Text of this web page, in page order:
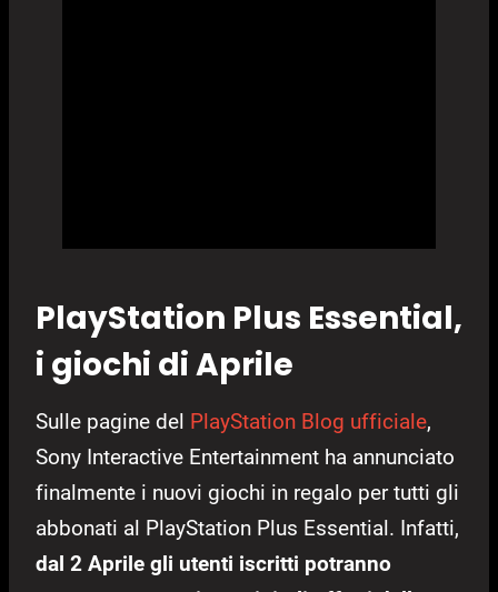
PlayStation Plus Essential,
i giochi di Aprile
Sulle pagine del PlayStation Blog ufficiale,
Sony Interactive Entertainment ha annunciato
finalmente i nuovi giochi in regalo per tutti gli
abbonati al PlayStation Plus Essential. Infatti,
dal 2 Aprile gli utenti iscritti potranno